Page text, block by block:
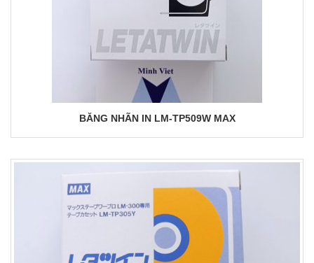
BĂNG NHÃN IN LM-TP509W MAX